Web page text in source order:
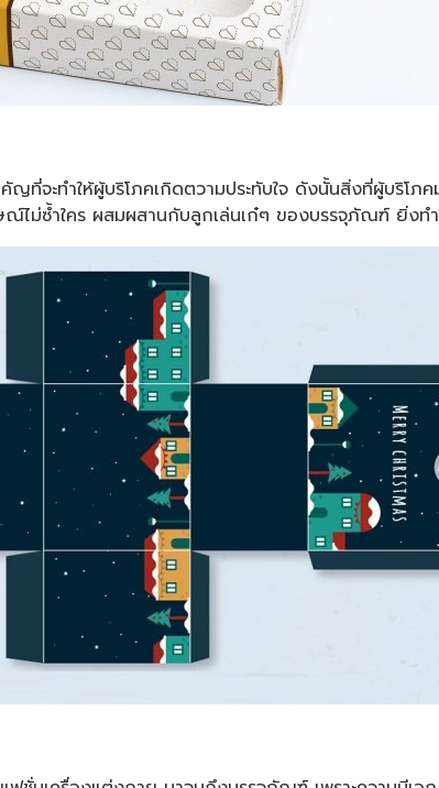
ญที่จะทำให้ผู้บริโภคเกิดตวามประทับใจ ดังนั้นสิ่งที่ผู้บริ
ซ้ำใคร ผสมผสานกับลูกเล่นเก๋ๆ ของบรรจุภัณฑ์ ยิ่งท